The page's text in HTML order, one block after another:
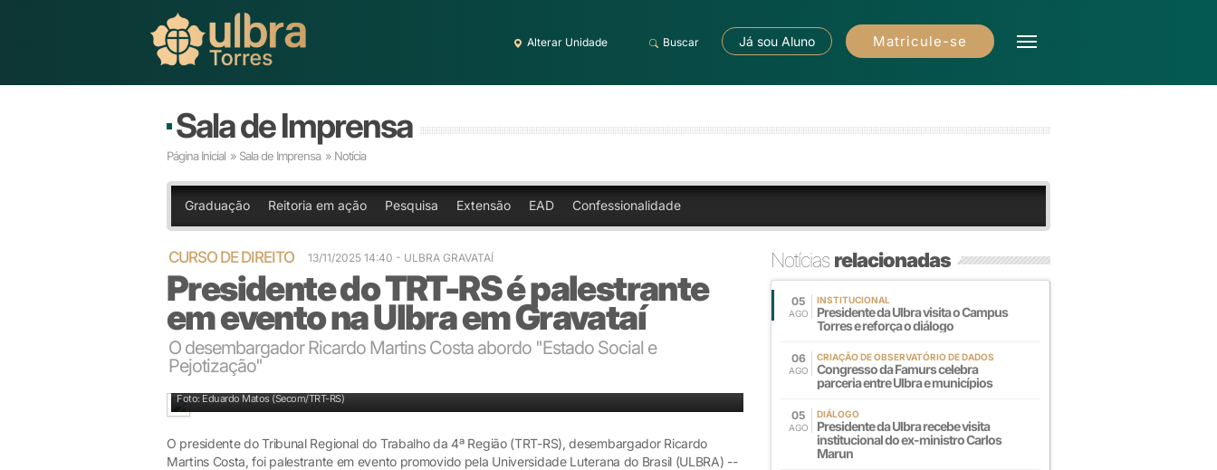
Alterar Unidade Buscar Já sou Aluno Matricule-se
Sala de Imprensa
Página Inicial » Sala de Imprensa » Notícia
Graduação Reitoria em ação Pesquisa Extensão EAD Confessionalidade
CURSO DE DIREITO 13/11/2025 14:40 - ULBRA GRAVATAÍ
Presidente do TRT-RS é palestrante
em evento na Ulbra em Gravataí
O desembargador Ricardo Martins Costa abordo "Estado Social e
Pejotização"
Foto: Eduardo Matos (Secom/TRT-RS)
O presidente do Tribunal Regional do Trabalho da 4ª Região (TRT-RS), desembargador Ricardo
Martins Costa, foi palestrante em evento promovido pela Universidade Luterana do Brasil (ULBRA) --
Notíciasrelacionadas
05
AGO
INSTITUCIONAL
Presidente da Ulbra visita o Campus
Torres e reforça o diálogo
06
AGO
CRIAÇÃO DE OBSERVATÓRIO DE DADOS
Congresso da Famurs celebra
parceria entre Ulbra e municípios
05
AGO
DIÁLOGO
Presidente da Ulbra recebe visita
institucional do ex-ministro Carlos
Marun